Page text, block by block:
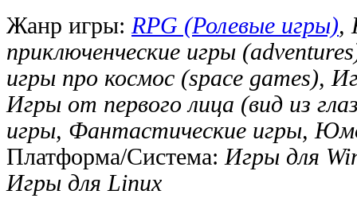
Жанр игры: RPG (Ролевые игры),
приключенческие игры
игры про космос (space games),
Игры от первого лица (вид из
игры, Фантастические игры,
Платформа/Система: Игры для
Игры для Linux